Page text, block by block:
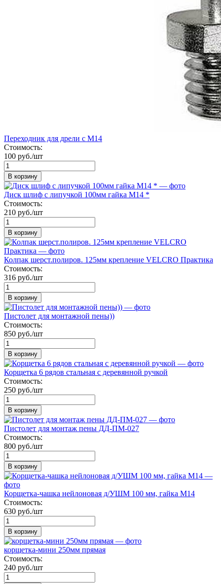
Переходник для дрели с М14
Стоимость:
100 руб./шт
В корзину
Диск шлиф с липучкой 100мм гайка М14 *
Стоимость:
210 руб./шт
В корзину
Колпак шерст.полиров. 125мм крепление VELCRO Практика
Стоимость:
316 руб./шт
В корзину
Пистолет для монтажной пены))
Стоимость:
850 руб./шт
В корзину
Корщетка 6 рядов стальная с деревянной ручкой
Стоимость:
250 руб./шт
В корзину
Пистолет для монтаж пены ДД-ПМ-027
Стоимость:
800 руб./шт
В корзину
Корщетка-чашка нейлоновая д/УШМ 100 мм, гайка М14
Стоимость:
630 руб./шт
В корзину
корщетка-мини 250мм прямая
Стоимость:
240 руб./шт